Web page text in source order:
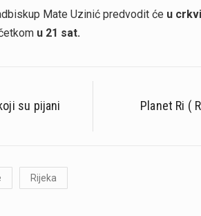
Mate Uzinić predvodit će u
u 21 sat.
su pijani
Planet Ri (
Rijeka